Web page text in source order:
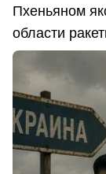
Пхеньяном
области